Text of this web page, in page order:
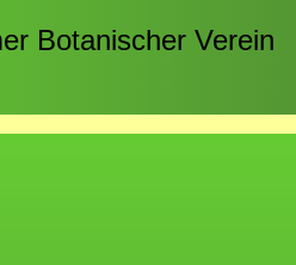
Botanischer Verein